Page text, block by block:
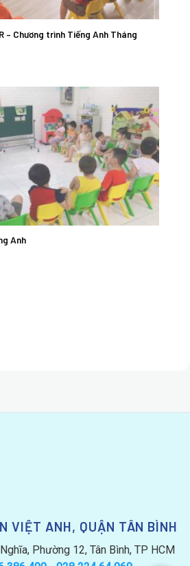
– Chương trình Tiếng Anh Tháng
Anh
VIỆT ANH, QUẬN TÂN BÌNH
Phường 12, Tân Bình, TP HCM